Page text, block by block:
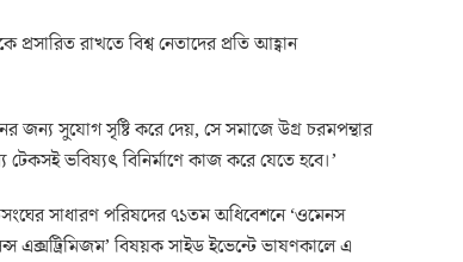
প্রসারিত রাখতে বিশ্ব নেতাদের প্রতি আহ্বান
জন্য সুযোগ সৃষ্টি করে দেয়, সে সমাজে উগ্র চরমপন্থার
টেকসই ভবিষ্যৎ বিনির্মাণে কাজ করে যেতে হবে।’
সাধারণ পরিষদের ৭১তম অধিবেশনে ‘ওমেনস
এক্সট্রিমিজম’ বিষয়ক সাইড ইভেন্টে ভাষণকালে এ